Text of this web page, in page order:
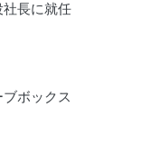
長に就任
ボックス